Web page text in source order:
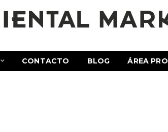
CONTACTO BLOG ÁREA